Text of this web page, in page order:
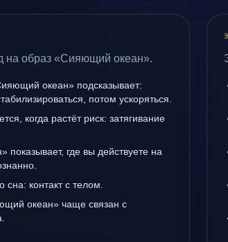
на образ «Сияющий океан».
океан» подсказывает:
потом ускоряться.
когда растёт риск: затягивание
где вы действуете на
сна: контакт с телом.
океан» чаще связан с